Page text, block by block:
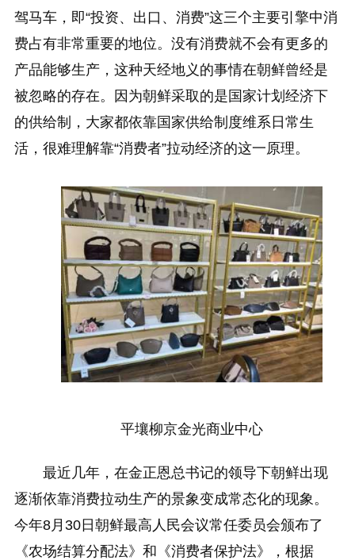
驾马车，即“投资、出口、消费”这三个主要引擎中消
费占有非常重要的地位。没有消费就不会有更多的
产品能够生产，这种天经地义的事情在朝鲜曾经是
被忽略的存在。因为朝鲜采取的是国家计划经济下
的供给制，大家都依靠国家供给制度维系日常生
活，很难理解靠“消费者”拉动经济的这一原理。
平壤柳京金光商业中心
最近几年，在金正恩总书记的领导下朝鲜出现
逐渐依靠消费拉动生产的景象变成常态化的现象。
今年8月30日朝鲜最高人民会议常任委员会颁布了
《农场结算分配法》和《消费者保护法》，根据